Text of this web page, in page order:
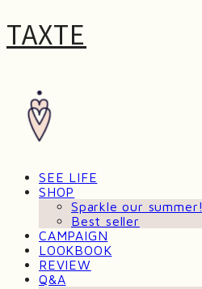
TAXTE
SEE LIFE
SHOP
Sparkle our summer!
Best seller
CAMPAIGN
LOOKBOOK
REVIEW
Q&A